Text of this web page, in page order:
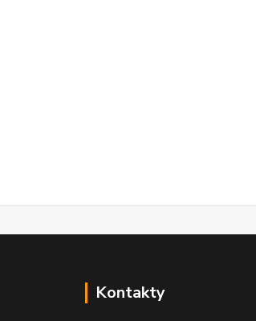
Kontakty